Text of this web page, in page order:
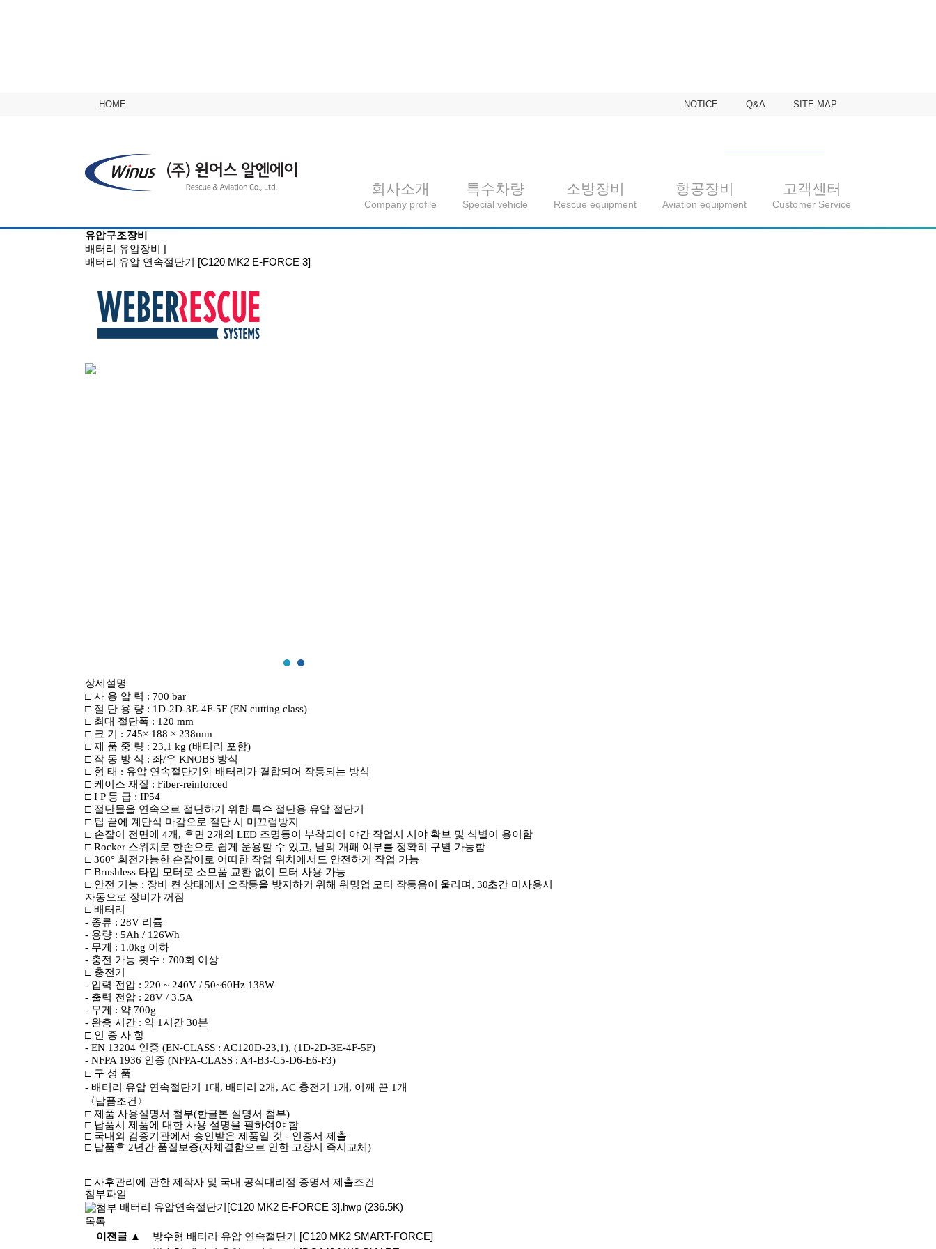
HOME NOTICE Q&A SITE MAP
회사소개
Company profile
특수차량
Special vehicle
소방장비
Rescue equipment
항공장비
Aviation equipment
고객센터
Customer Service
유압구조장비
배터리 유압장비 |
배터리 유압 연속절단기 [C120 MK2 E-FORCE 3]
상세설명
□ 사 용 압 력 : 700 bar
□ 절 단 용 량 : 1D-2D-3E-4F-5F (EN cutting class)
□ 최대 절단폭 : 120 mm
□ 크 기 : 745× 188 × 238mm
□ 제 품 중 량 : 23,1 kg (배터리 포함)
□ 작 동 방 식 : 좌/우 KNOBS 방식
□ 형 태 : 유압 연속절단기와 배터리가 결합되어 작동되는 방식
□ 케이스 재질 : Fiber-reinforced
□ I P 등 급 : IP54
□ 절단물을 연속으로 절단하기 위한 특수 절단용 유압 절단기
□ 팁 끝에 계단식 마감으로 절단 시 미끄럼방지
□ 손잡이 전면에 4개 , 후면 2개의 LED 조명등이 부착되어 야간 작업시 시야 확보 및 식별이 용이함
□ Rocker 스위치로 한손으로 쉽게 운용할 수 있고, 날의 개패 여부를 정확히 구별 가능함
□ 360° 회전가능한 손잡이로 어떠한 작업 위치에서도 안전하게 작업 가능
□ Brushless 타입 모터로 소모품 교환 없이 모터 사용 가능
□ 안전 기능 : 장비 켠 상태에서 오작동을 방지하기 위해 워밍업 모터 작동음이 울리며 , 30초간 미사용시
자동으로 장비가 꺼짐
□ 배터리
- 종류 : 28V 리튬
- 용량 : 5Ah / 126Wh
- 무게 : 1.0kg 이하
- 충전 가능 횟수 : 700회 이상
□ 충전기
- 입력 전압 : 220 ~ 240V / 50~60Hz 138W
- 출력 전압 : 28V / 3.5A
- 무게 : 약 700g
- 완충 시간 : 약 1시간 30분
□ 인 증 사 항
- EN 13204 인증 (EN-CLASS : AC120D-23,1), (1D-2D-3E-4F-5F)
- NFPA 1936 인증 (NFPA-CLASS : A4-B3-C5-D6-E6-F3)
□ 구 성 품
- 배터리 유압 연속절단기 1대 , 배터리 2개 , AC 충전기 1 개 , 어깨 끈 1 개
〈납품조건 〉
□ 제품 사용설명서 첨부(한글본 설명서 첨부)
□ 납품시 제품에 대한 사용 설명을 필하여야 함
□ 국내외 검증기관에서 승인받은 제품일 것 - 인증서 제출
□ 납품후 2년간 품질보증(자체결함으로 인한 고장시 즉시교체 )
□ 사후관리에 관한 제작사 및 국내 공식대리점 증명서 제출조건
첨부파일
배터리 유압연속절단기[C120 MK2 E-FORCE 3].hwp (236.5K)
목록
이전글 ▲
방수형 배터리 유압 연속절단기 [C120 MK2 SMART-FORCE]